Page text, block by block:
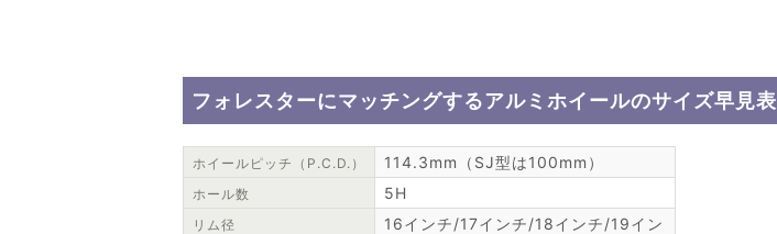
フォレスターにマッチングするアルミホイールのサイズ早見表
ホイールピッチ（P.C.D.） 114.3mm（SJ型は100mm）
ホール数 5H
リム径
16インチ/17インチ/18インチ/19イン